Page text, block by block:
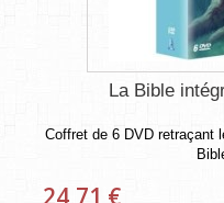
La Bible
Coffret de 6 DVD retraçant
24,71 €